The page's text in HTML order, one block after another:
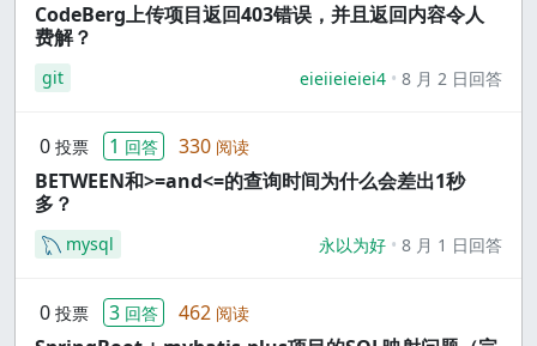
CodeBerg上传项目返回403错误，并且返回内容令人
费解？
git eieiieieiei4 8 月 2 日回答
0 投票 1 回答 330 阅读
BETWEEN和>=and<=的查询时间为什么会差出1秒
多？
mysql 永以为好 8 月 1 日回答
0 投票 3 回答 462 阅读